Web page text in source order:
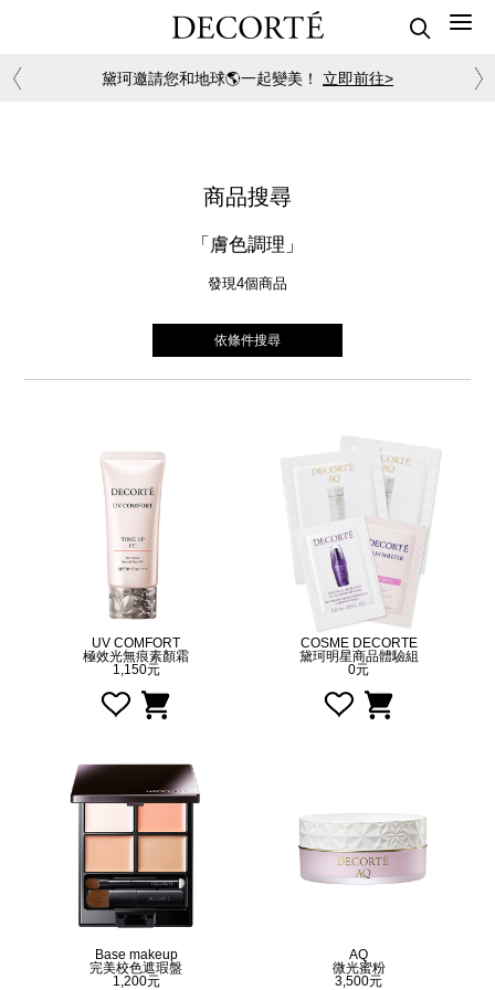
黛珂邀請您和地球🌎一起變美！ 立即前往>
商品搜尋
「膚色調理」
發現4個商品
依條件搜尋
UV COMFORT
極效光無痕素顏霜
1,150元
COSME DECORTE
黛珂明星商品體驗組
0元
Base makeup
完美校色遮瑕盤
1,200元
AQ
微光蜜粉
3,500元